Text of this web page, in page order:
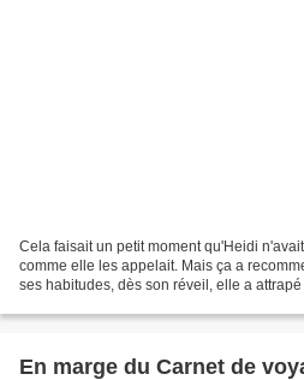
Cela faisait un petit moment qu'Heidi
comme elle les appelait. Mais ça a
ses habitudes, dès son réveil, elle a
En marge du Carnet de